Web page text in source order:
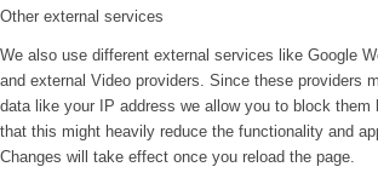
Other external services
We also use different external services like Google
and external Video providers. Since these providers
data like your IP address we allow you to block them
that this might heavily reduce the functionality and
Changes will take effect once you reload the page.